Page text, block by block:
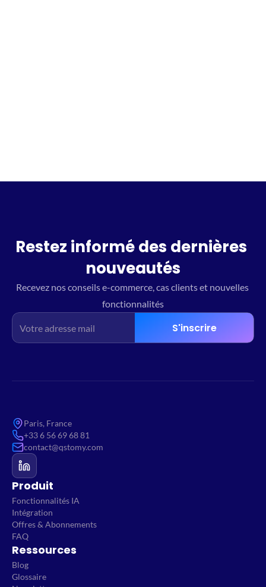
Restez informé des dernières
nouveautés
Recevez nos conseils e-commerce, cas clients et nouvelles
fonctionnalités
S'inscrire
Paris, France
+33 6 56 69 68 81
contact@qstomy.com
Produit
Fonctionnalités IA
Intégration
Offres & Abonnements
FAQ
Ressources
Blog
Glossaire